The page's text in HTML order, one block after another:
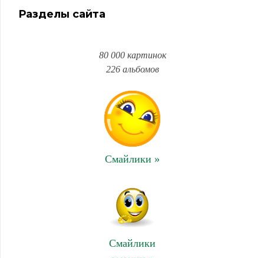
Разделы сайта
80 000 картинок
226 альбомов
Смайлики »
Смайлики